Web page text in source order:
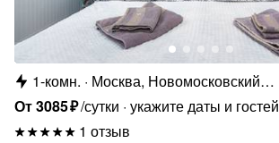
1-комн.
Москва, Новомосковский
административный округ, р-н Внуково, ул.
Лётчика Ульянина, 7А
От3085₽/сутки укажите даты и гостей
1 отзыв